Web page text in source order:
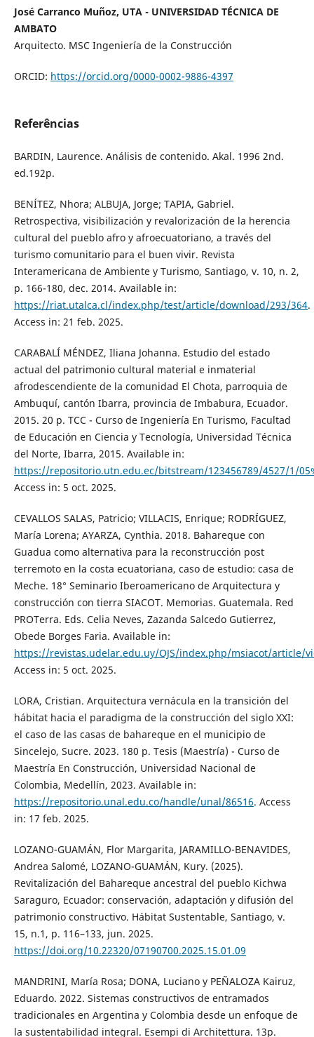
José Carranco Muñoz, UTA - UNIVERSIDAD TÉCNICA DE
AMBATO
Arquitecto. MSC Ingeniería de la Construcción
ORCID: https://orcid.org/0000-0002-9886-4397
Referências
BARDIN, Laurence. Análisis de contenido. Akal. 1996 2nd.
ed.192p.
BENÍTEZ, Nhora; ALBUJA, Jorge; TAPIA, Gabriel.
Retrospectiva, visibilización y revalorización de la herencia
cultural del pueblo afro y afroecuatoriano, a través del
turismo comunitario para el buen vivir. Revista
Interamericana de Ambiente y Turismo, Santiago, v. 10, n. 2,
p. 166-180, dec. 2014. Available in:
https://riat.utalca.cl/index.php/test/article/download/293/364.
Access in: 21 feb. 2025.
CARABALÍ MÉNDEZ, Iliana Johanna. Estudio del estado
actual del patrimonio cultural material e inmaterial
afrodescendiente de la comunidad El Chota, parroquia de
Ambuquí, cantón Ibarra, provincia de Imbabura, Ecuador.
2015. 20 p. TCC - Curso de Ingeniería En Turismo, Facultad
de Educación en Ciencia y Tecnología, Universidad Técnica
del Norte, Ibarra, 2015. Available in:
https://repositorio.utn.edu.ec/bitstream/123456789/4527/1/
Access in: 5 oct. 2025.
CEVALLOS SALAS, Patricio; VILLACIS, Enrique; RODRÍGUEZ,
María Lorena; AYARZA, Cynthia. 2018. Bahareque con
Guadua como alternativa para la reconstrucción post
terremoto en la costa ecuatoriana, caso de estudio: casa de
Meche. 18° Seminario Iberoamericano de Arquitectura y
construcción con tierra SIACOT. Memorias. Guatemala. Red
PROTerra. Eds. Celia Neves, Zazanda Salcedo Gutierrez,
Obede Borges Faria. Available in:
https://revistas.udelar.edu.uy/OJS/index.php/msiacot/article/
Access in: 5 oct. 2025.
LORA, Cristian. Arquitectura vernácula en la transición del
hábitat hacia el paradigma de la construcción del siglo XXI:
el caso de las casas de bahareque en el municipio de
Sincelejo, Sucre. 2023. 180 p. Tesis (Maestría) - Curso de
Maestría En Construcción, Universidad Nacional de
Colombia, Medellín, 2023. Available in:
https://repositorio.unal.edu.co/handle/unal/86516. Access
in: 17 feb. 2025.
LOZANO-GUAMÁN, Flor Margarita, JARAMILLO-BENAVIDES,
Andrea Salomé, LOZANO-GUAMÁN, Kury. (2025).
Revitalización del Bahareque ancestral del pueblo Kichwa
Saraguro, Ecuador: conservación, adaptación y difusión del
patrimonio constructivo. Hábitat Sustentable, Santiago, v.
15, n.1, p. 116–133, jun. 2025.
https://doi.org/10.22320/07190700.2025.15.01.09
MANDRINI, María Rosa; DONA, Luciano y PEÑALOZA Kairuz,
Eduardo. 2022. Sistemas constructivos de entramados
tradicionales en Argentina y Colombia desde un enfoque de
la sustentabilidad integral. Esempi di Architettura. 13p.